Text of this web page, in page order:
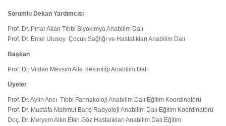
Sorumlu Dekan Yardımcısı
Prof. Dr. Pınar Akan Tıbbi Biyokimya Anabilim Dalı
Prof. Dr. Emel Ulusoy Çocuk Sağlığı ve Hastalıkları Anabilim Dalı
Başkan
Prof. Dr. Vildan Mevsim Aile Hekimliği Anabilim Dalı
Üyeler
Prof. Dr. Aylin Arıcı Tıbbi Farmakoloji Anabilim Dalı Eğitim Koordinatörü
Prof. Dr. Mustafa Mahmut Barış Radyoloji Anabilim Dalı Eğitim Koordinatörü
Doç. Dr. Meryem Altın Ekin Göz Hastalıkları Anabilim Dalı Eğitim